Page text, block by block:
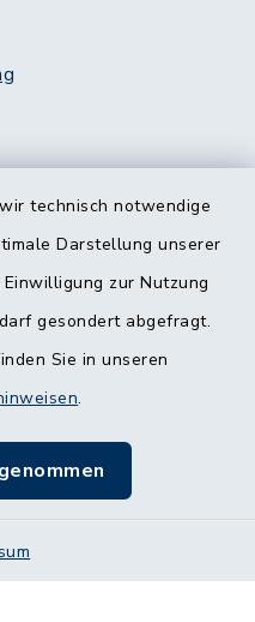
technisch notwendige
Darstellung unserer
zur Nutzung
gesondert abgefragt.
Sie in unseren
.